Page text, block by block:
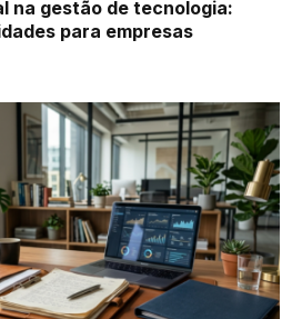
na gestão de tecnologia:
para empresas